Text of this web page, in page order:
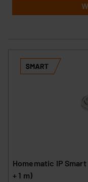
Homematic IP
+ 1 m)